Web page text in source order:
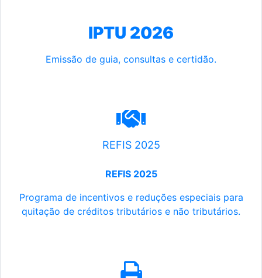
IPTU 2026
Emissão de guia, consultas e certidão.
REFIS 2025
REFIS 2025
Programa de incentivos e reduções especiais para
quitação de créditos tributários e não tributários.